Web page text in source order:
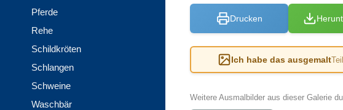
Drucken
Ich habe das ausgemalt
Weitere Ausmalbilder aus dieser Galerie
Pferde
Rehe
Schildkröten
Schlangen
Schweine
Waschbär